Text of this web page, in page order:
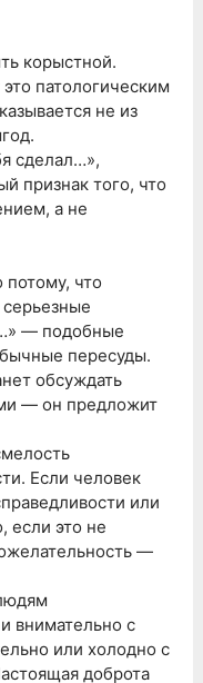
корыстной.
патологическим
не из
сделал…»,
признак того, что
а не
потому, что
— подобные
пересуды.
обсуждать
— он предложит
Если человек
или
если это не
—
внимательно с
или холодно с
доброта